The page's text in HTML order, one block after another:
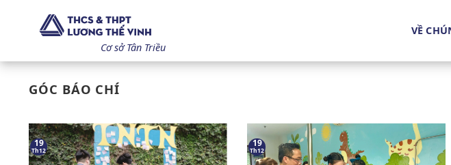
dung
Cơ sở Tân Triều
VỀ
GÓC BÁO CHÍ
19
Th12
19
Th12